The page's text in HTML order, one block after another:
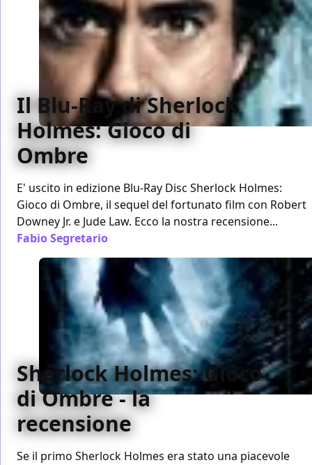
Il Blu-Ray di Sherlock
Holmes: Gioco di
Ombre
E' uscito in edizione Blu-Ray Disc Sherlock Holmes:
Gioco di Ombre, il sequel del fortunato film con Robert
Downey Jr. e Jude Law. Ecco la nostra recensione...
Fabio Segretario
Sherlock Holmes: Gioco
di Ombre - la
recensione
Se il primo Sherlock Holmes era stato una piacevole